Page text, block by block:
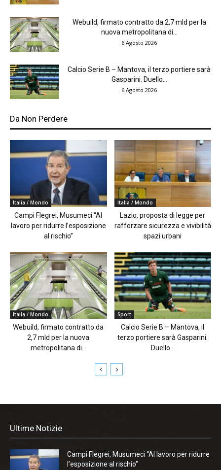
Webuild, firmato contratto da 2,7 mld per la
nuova metropolitana di...
6 Agosto 2026
Calcio Serie B – Mantova, il terzo portiere sarà
Gasparini. Duello...
6 Agosto 2026
Da Non Perdere
Italia / Mondo
Campi Flegrei, Musumeci “Al
lavoro per ridurre l’esposizione
al rischio”
Italia / Mondo
Lazio, proposta di legge per
rafforzare sicurezza e vivibilità
spazi urbani
Italia / Mondo
Webuild, firmato contratto da
2,7 mld per la nuova
metropolitana di...
Sport
Calcio Serie B – Mantova, il
terzo portiere sarà Gasparini.
Duello...
Ultime Notizie
Campi Flegrei, Musumeci “Al lavoro per ridurre
l’esposizione al rischio”